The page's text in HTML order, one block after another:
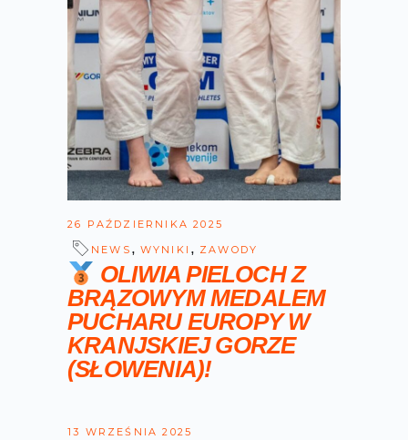
26 PAŹDZIERNIKA 2025
NEWS , WYNIKI , ZAWODY
OLIWIA PIELOCH Z
BRĄZOWYM MEDALEM
PUCHARU EUROPY W
KRANJSKIEJ GORZE
(SŁOWENIA)!
13 WRZEŚNIA 2025